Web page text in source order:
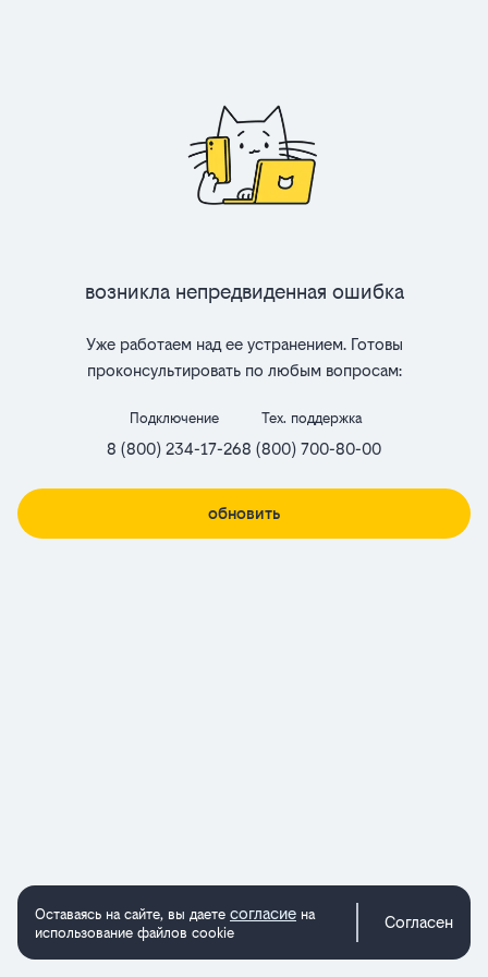
Возникла непредвиденная ошибка
Уже работаем над ее устранением. Готовы
проконсультировать по любым вопросам:
Подключение
8 (800) 234-17-26
Тех. поддержка
8 (800) 700-80-00
обновить
Оставаясь на сайте, вы даете согласие на
использование файлов cookie
Согласен